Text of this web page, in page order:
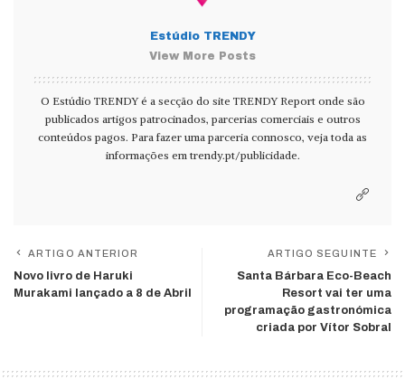
Estúdio TRENDY
View More Posts
O Estúdio TRENDY é a secção do site TRENDY Report onde são
publicados artigos patrocinados, parcerias comerciais e outros
conteúdos pagos. Para fazer uma parceria connosco, veja toda as
informações em trendy.pt/publicidade.
ARTIGO ANTERIOR
Novo livro de Haruki
Murakami lançado a 8 de Abril
ARTIGO SEGUINTE
Santa Bárbara Eco-Beach
Resort vai ter uma
programação gastronómica
criada por Vítor Sobral